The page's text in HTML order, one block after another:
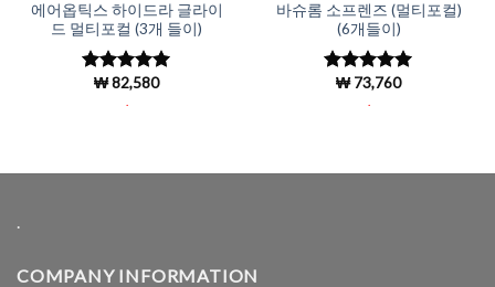
에어옵틱스 하이드라 글라이
드 멀티포컬 (3개 들이)
5 중에서
로 평가됨
₩82,580
바슈롬 소프렌즈 (멀티포컬)
(6개들이)
5 중에서
로 평가됨
₩73,760
COMPANY INFORMATION